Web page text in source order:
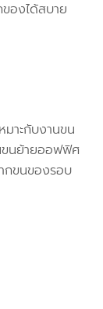
องได้สบาย
าะกับงานขน
ขนย้ายออฟฟิศ
กขนของรอบ